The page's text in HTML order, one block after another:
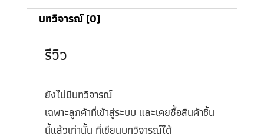
บทวิจารณ์ (0)
รีวิว
ยังไม่มีบทวิจารณ์
เฉพาะลูกค้าที่เข้าสู่ระบบ และเคยซื้อสินค้าชิ้น
นี้แล้วเท่านั้น ที่เขียนบทวิจารณ์ได้